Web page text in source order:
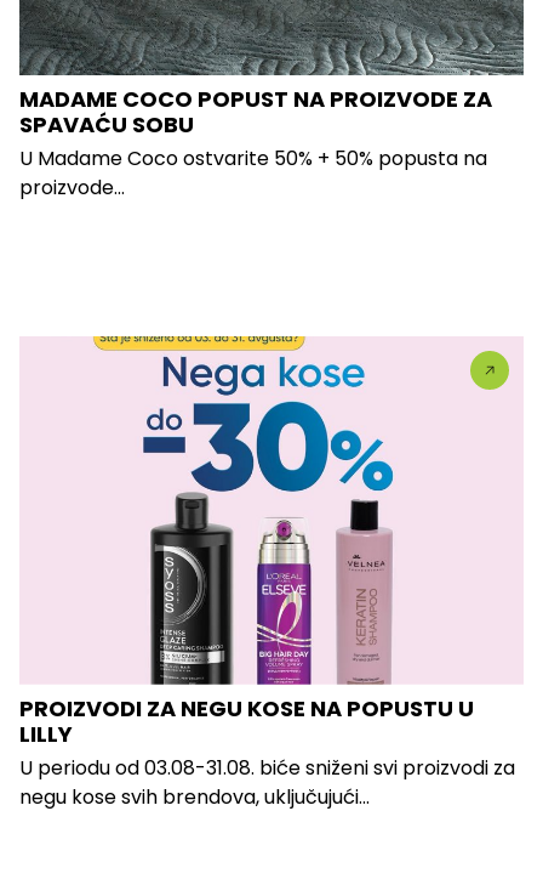
MADAME COCO POPUST NA PROIZVODE ZA
SPAVAĆU SOBU
U Madame Coco ostvarite 50% + 50% popusta na
proizvode...
PROIZVODI ZA NEGU KOSE NA POPUSTU U
LILLY
U periodu od 03.08-31.08. biće sniženi svi proizvodi za
negu kose svih brendova, uključujući...